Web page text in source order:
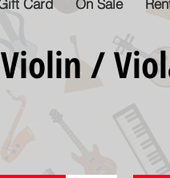
Card On Sale
/